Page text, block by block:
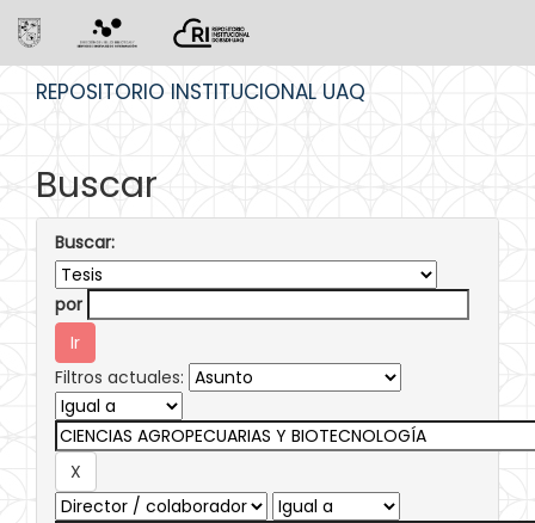
REPOSITORIO INSTITUCIONAL UAQ
Buscar
Buscar:
por
Filtros actuales: